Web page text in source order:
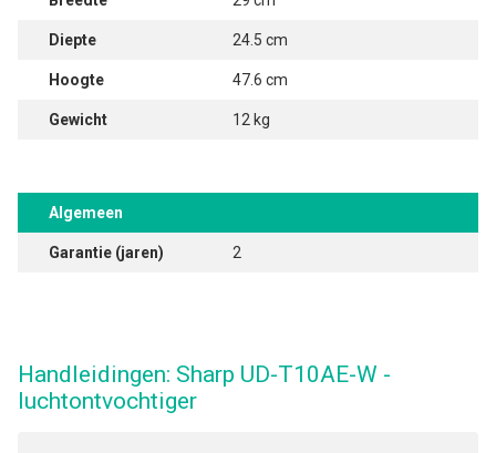
Diepte 24.5 cm
Hoogte 47.6 cm
Gewicht 12 kg
Algemeen
Garantie (jaren) 2
Handleidingen: Sharp UD-T10AE-W -
luchtontvochtiger